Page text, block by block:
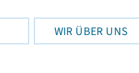
WIR ÜBER UNS